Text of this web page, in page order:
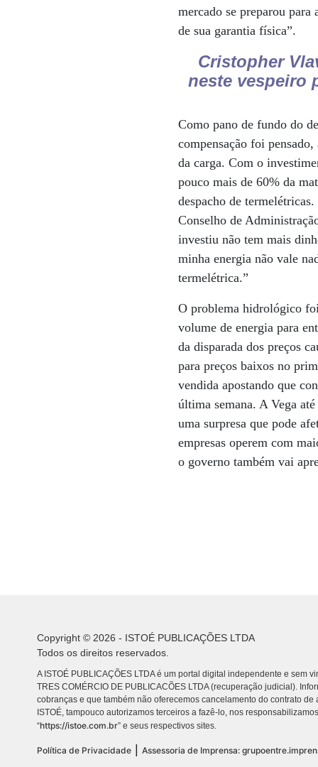
mercado se preparou
de sua garantia física”.
Cristopher
neste vespeiro
Como pano de fundo do
compensação foi
da carga. Com o
pouco mais de 60% da
despacho de
Conselho de
investiu não tem mais
minha energia não vale
termelétrica.”
O problema hidrológico
volume de energia para
da disparada dos preços
para preços baixos no
vendida apostando que
última semana. A Vega
uma surpresa que pode
empresas operem com
o governo também vai
Copyright © 2026 - ISTOÉ PUBLICAÇÕES LTDA
Todos os direitos reservados.
A ISTOÉ PUBLICAÇÕES LTDA é um portal digital independente e sem
TRES COMÉRCIO DE PUBLICACÕES LTDA (recuperação judicial).
cobranças e que também não oferecemos cancelamento do contrato
ISTOÉ, tampouco autorizamos terceiros a fazê-lo, nos
“https://istoe.com.br” e seus respectivos sites.
Política de Privacidade Assessoria de Imprensa: